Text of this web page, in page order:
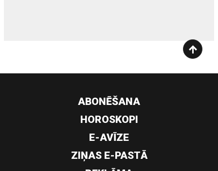
ABONĒŠANA
HOROSKOPI
E-AVĪZE
ZIŅAS E-PASTĀ